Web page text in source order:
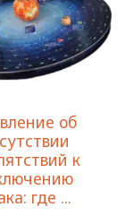
об
к
где ...